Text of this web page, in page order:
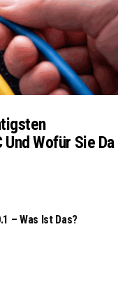
Wofür Sie Da
– Was Ist Das?